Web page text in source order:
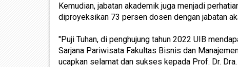
Kemudian, jabatan akademik juga menjadi
diproyeksikan 73 persen dosen dengan jabatan
"Puji Tuhan, di penghujung tahun 2022 UIB
Sarjana Pariwisata Fakultas Bisnis dan
ucapkan selamat dan sukses kepada Prof. Dr.